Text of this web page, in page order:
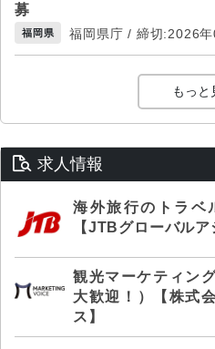
募
福岡県 福岡県庁 / 締切:2026年
もっと
求人情報
海外旅行のトラベ
【JTBグローバルア
観光マーケティン
大歓迎！）【株式
ス】